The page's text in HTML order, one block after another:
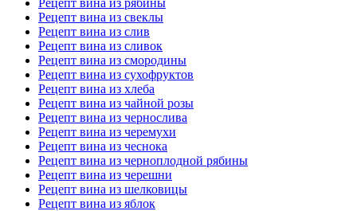
Рецепт вина из свеклы
Рецепт вина из слив
Рецепт вина из сливок
Рецепт вина из смородины
Рецепт вина из сухофруктов
Рецепт вина из хлеба
Рецепт вина из чайной розы
Рецепт вина из чернослива
Рецепт вина из черемухи
Рецепт вина из чеснока
Рецепт вина из черноплодной рябины
Рецепт вина из черешни
Рецепт вина из шелковицы
Рецепт вина из яблок